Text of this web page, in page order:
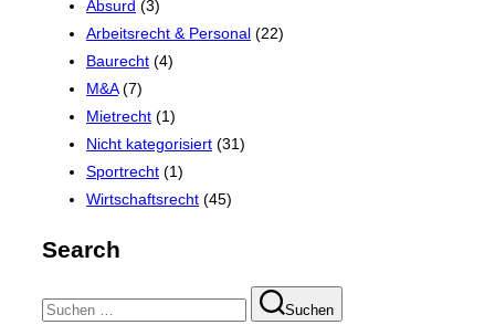
Absurd (3)
Arbeitsrecht & Personal (22)
Baurecht (4)
M&A(7)
Mietrecht (1)
Nicht kategorisiert (31)
Sportrecht (1)
Wirtschaftsrecht (45)
Search
Suchen